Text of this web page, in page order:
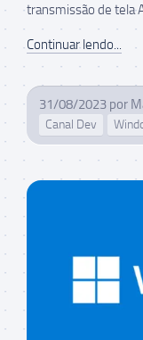
transmissão de tela
Continuar lendo...
31/08/2023 por
Canal Dev